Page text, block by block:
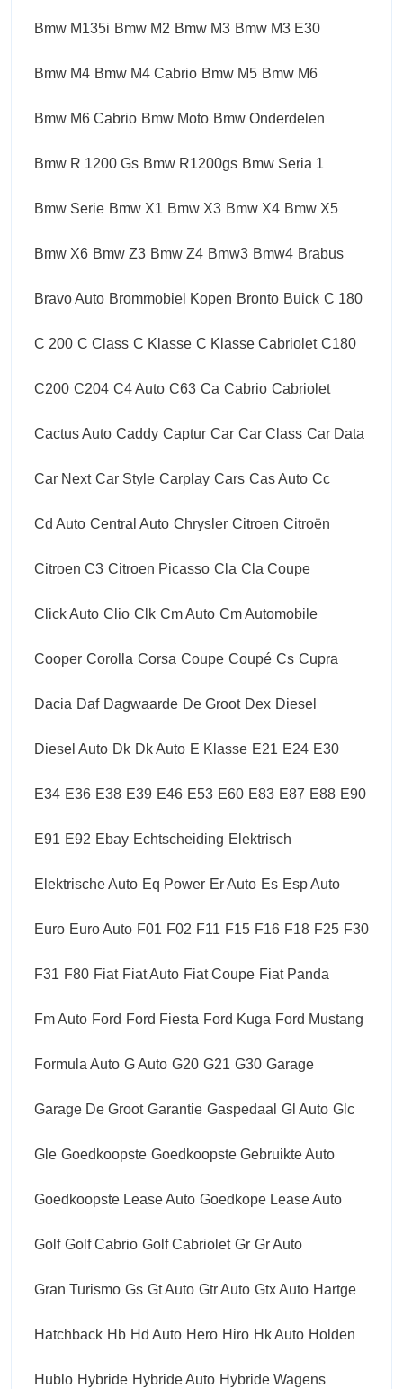
Bmw M135i Bmw M2 Bmw M3 Bmw M3 E30
Bmw M4 Bmw M4 Cabrio Bmw M5 Bmw M6
Bmw M6 Cabrio Bmw Moto Bmw Onderdelen
Bmw R 1200 Gs Bmw R1200gs Bmw Seria 1
Bmw Serie Bmw X1 Bmw X3 Bmw X4 Bmw X5
Bmw X6 Bmw Z3 Bmw Z4 Bmw3 Bmw4 Brabus
Bravo Auto Brommobiel Kopen Bronto Buick C 180
C 200 C Class C Klasse C Klasse Cabriolet C180
C200 C204 C4 Auto C63 Ca Cabrio Cabriolet
Cactus Auto Caddy Captur Car Car Class Car Data
Car Next Car Style Carplay Cars Cas Auto Cc
Cd Auto Central Auto Chrysler Citroen Citroën
Citroen C3 Citroen Picasso Cla Cla Coupe
Click Auto Clio Clk Cm Auto Cm Automobile
Cooper Corolla Corsa Coupe Coupé Cs Cupra
Dacia Daf Dagwaarde De Groot Dex Diesel
Diesel Auto Dk Dk Auto E Klasse E21 E24 E30
E34 E36 E38 E39 E46 E53 E60 E83 E87 E88 E90
E91 E92 Ebay Echtscheiding Elektrisch
Elektrische Auto Eq Power Er Auto Es Esp Auto
Euro Euro Auto F01 F02 F11 F15 F16 F18 F25 F30
F31 F80 Fiat Fiat Auto Fiat Coupe Fiat Panda
Fm Auto Ford Ford Fiesta Ford Kuga Ford Mustang
Formula Auto G Auto G20 G21 G30 Garage
Garage De Groot Garantie Gaspedaal Gl Auto Glc
Gle Goedkoopste Goedkoopste Gebruikte Auto
Goedkoopste Lease Auto Goedkope Lease Auto
Golf Golf Cabrio Golf Cabriolet Gr Gr Auto
Gran Turismo Gs Gt Auto Gtr Auto Gtx Auto Hartge
Hatchback Hb Hd Auto Hero Hiro Hk Auto Holden
Hublo Hybride Hybride Auto Hybride Wagens